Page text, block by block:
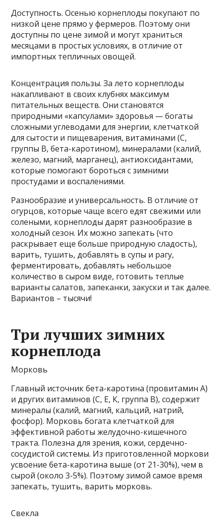
Доступность. Осенью корнеплоды покупают по
низкой цене прямо у фермеров. Поэтому они
доступны по цене зимой и могут храниться
месяцами в простых условиях, в отличие от
импортных тепличных овощей.
Концентрация пользы. За лето корнеплоды
накапливают в своих клубнях максимум
питательных веществ. Они становятся
природными «капсулами» здоровья — богаты
сложными углеводами для энергии, клетчаткой
для сытости и пищеварения, витаминами (С,
группы В, бета-каротином), минералами (калий,
железо, магний, марганец), антиоксидантами,
которые помогают бороться с зимними
простудами и воспалениями.
Разнообразие и универсальность. В отличие от
огурцов, которые чаще всего едят свежими или
солеными, корнеплоды дарят разнообразие в
холодный сезон. Их можно запекать (что
раскрывает еще больше природную сладость),
варить, тушить, добавлять в супы и рагу,
ферментировать, добавлять небольшое
количество в сыром виде, готовить теплые
варианты салатов, запеканки, закуски и так далее.
Вариантов – тысячи!
Три лучших зимних
корнеплода
Морковь
Главный источник бета-каротина (провитамин А)
и других витаминов (С, Е, К, группа В), содержит
минералы (калий, магний, кальций, натрий,
фосфор). Морковь богата клетчаткой для
эффективной работы желудочно-кишечного
тракта. Полезна для зрения, кожи, сердечно-
сосудистой системы. Из приготовленной моркови
усвоение бета-каротина выше (от 21-30%), чем в
сырой (около 3-5%). Поэтому зимой самое время
запекать, тушить, варить морковь.
Свекла